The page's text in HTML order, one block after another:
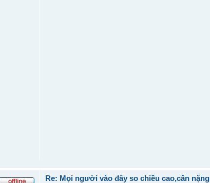
Re: Mọi người vào đây so chiều cao,cân nặng